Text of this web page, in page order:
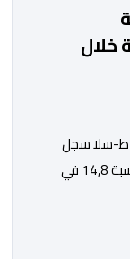
بالمائة خلال
سلا سجل
خلال الفصل الأول من سنة 2026 ارتفاعا بنسبة 14,8 في